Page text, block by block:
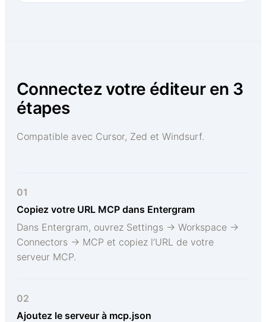
Connectez votre éditeur en 3
étapes
Compatible avec Cursor, Zed et Windsurf.
01
Copiez votre URL MCP dans Entergram
Dans Entergram, ouvrez Settings → Workspace →
Connectors → MCP et copiez l’URL de votre
serveur MCP.
02
Ajoutez le serveur à mcp.json